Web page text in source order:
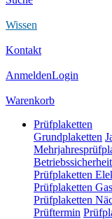
Wissen
Kontakt
AnmeldenLogin
Warenkorb
Prüfplaketten
Grundplaketten
Prüfplaketten
Prüfplaketten Gas
Prüfplaketten
Prüftermin